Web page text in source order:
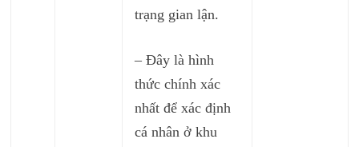
trạng gian lận.
– Đây là hình
thức chính xác
nhất để xác định
cá nhân ở khu